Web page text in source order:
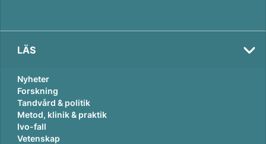
LÄS
Nyheter
Forskning
Tandvård & politik
Metod, klinik & praktik
Ivo-fall
Vetenskap